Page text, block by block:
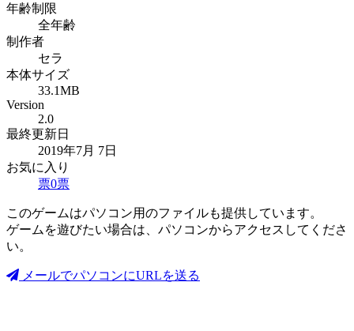
年齢制限
全年齢
制作者
セラ
本体サイズ
33.1MB
Version
2.0
最終更新日
2019年7月 7日
お気に入り
票0票
このゲームはパソコン用のファイルも提供しています。
ゲームを遊びたい場合は、パソコンからアクセスしてくださ
い。
メールでパソコンにURLを送る